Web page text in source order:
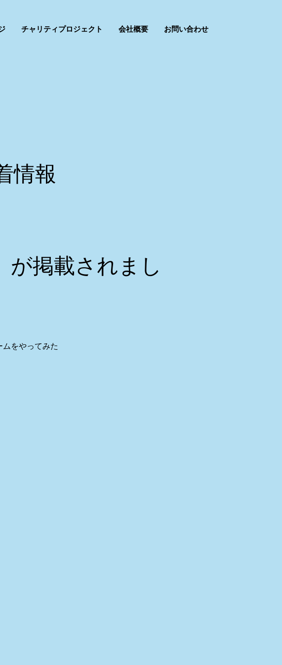
チャリティプロジェクト 会社概要 お問い合わせ
情報
が掲載されまし
をやってみた